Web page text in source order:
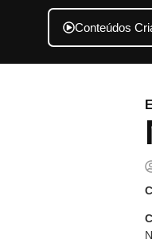
Conteúdos